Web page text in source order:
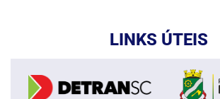
LINKS ÚTEIS